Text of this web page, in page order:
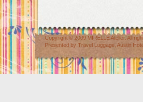
Copyright © 2009 MIRELLE Atelier. All
Presented by Travel Luggage Austin